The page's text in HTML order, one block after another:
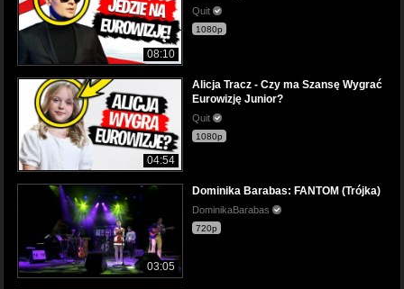
08:10
Quit
1080p
04:54
Alicja Tracz - Czy ma Szansę Wygrać
Eurowizję Junior?
Quit
1080p
03:05
Dominika Barabas: FANTOM (Trójka)
DominikaBarabas
720p